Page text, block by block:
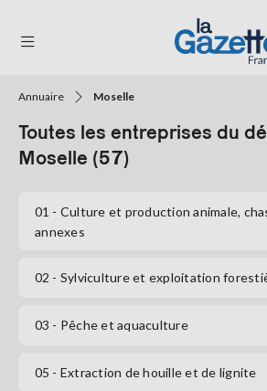
RÉGIONS
TENDANCES
SERVICES
Se
Annuaire Moselle
Toutes les entreprises du
Moselle (57)
01 - Culture et production animale,
annexes
02 - Sylviculture et exploitation
03 - Pêche et aquaculture
05 - Extraction de houille et de lignite